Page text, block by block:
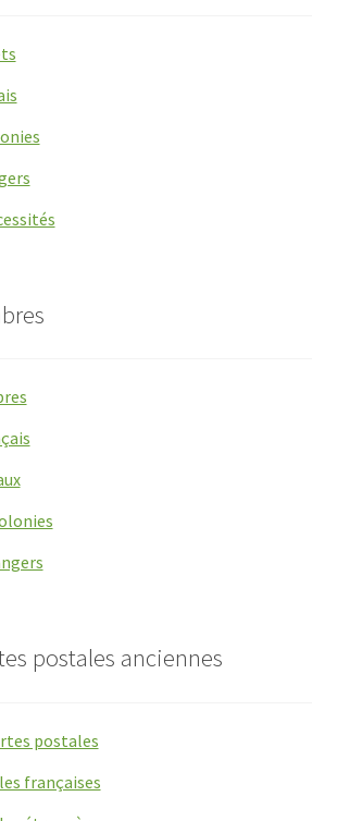
postales anciennes
postales
françaises